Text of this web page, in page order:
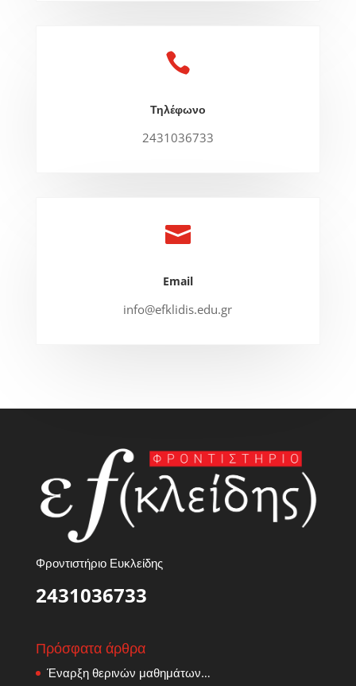

Τηλέφωνο
2431036733

Email
info@efklidis.edu.gr
Φροντιστήριο Ευκλείδης
2431036733
Πρόσφατα άρθρα
Έναρξη θερινών μαθημάτων…